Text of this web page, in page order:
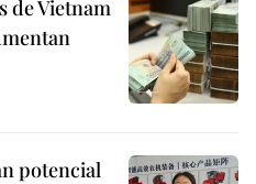
de Vietnam
potencial